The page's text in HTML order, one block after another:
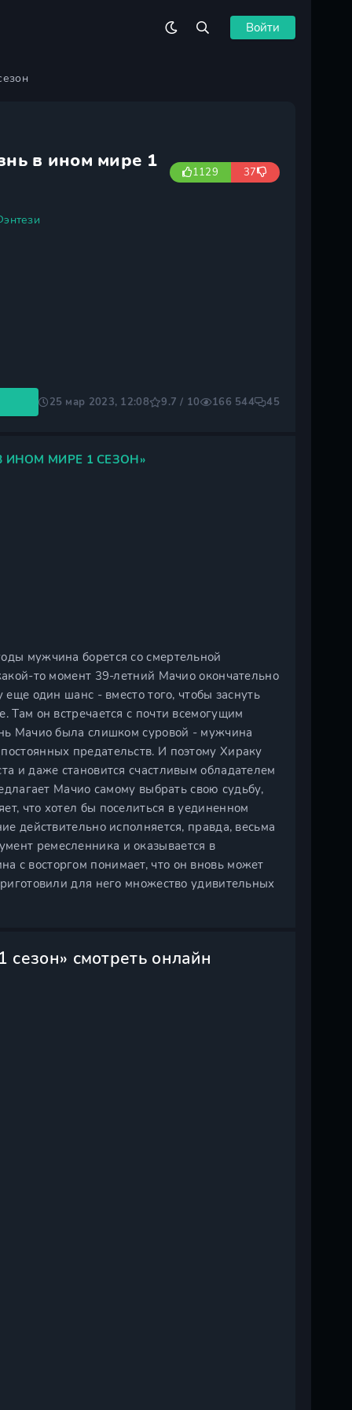
Войти
в ином мире 1 1129 37
25 мар 2023, 12:08 9.7 / 10 166 544 45
МИРЕ 1 СЕЗОН»
мужчина борется со смертельной
то момент 39-летний Мачио окончательно
один шанс - вместо того, чтобы заснуть
Там он встречается с почти всемогущим
Мачио была слишком суровой - мужчина
предательств. И поэтому Хираку
и даже становится счастливым обладателем
Мачио самому выбрать свою судьбу,
что хотел бы поселиться в уединенном
действительно исполняется, правда, весьма
ремесленника и оказывается в
с восторгом понимает, что он вновь может
для него множество удивительных
смотреть онлайн